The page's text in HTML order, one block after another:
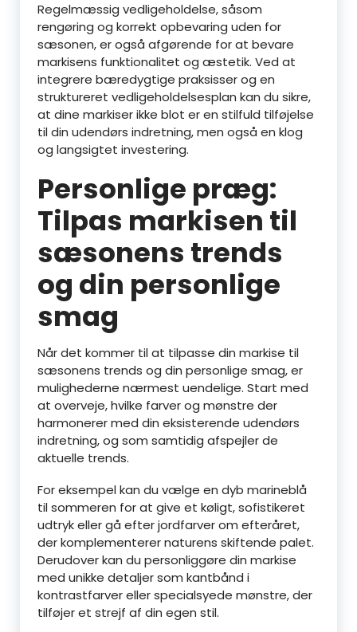
Regelmæssig vedligeholdelse, såsom
rengøring og korrekt opbevaring uden for
sæsonen, er også afgørende for at bevare
markisens funktionalitet og æstetik. Ved at
integrere bæredygtige praksisser og en
struktureret vedligeholdelsesplan kan du sikre,
at dine markiser ikke blot er en stilfuld tilføjelse
til din udendørs indretning, men også en klog
og langsigtet investering.
Personlige præg:
Tilpas markisen til
sæsonens trends
og din personlige
smag
Når det kommer til at tilpasse din markise til
sæsonens trends og din personlige smag, er
mulighederne nærmest uendelige. Start med
at overveje, hvilke farver og mønstre der
harmonerer med din eksisterende udendørs
indretning, og som samtidig afspejler de
aktuelle trends.
For eksempel kan du vælge en dyb marineblå
til sommeren for at give et køligt, sofistikeret
udtryk eller gå efter jordfarver om efteråret,
der komplementerer naturens skiftende palet.
Derudover kan du personliggøre din markise
med unikke detaljer som kantbånd i
kontrastfarver eller specialsyede mønstre, der
tilføjer et strejf af din egen stil.